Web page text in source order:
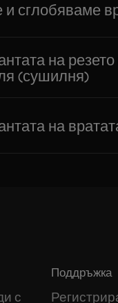
сглобяваме
на
(сушилня)
на
с
Поддръжка